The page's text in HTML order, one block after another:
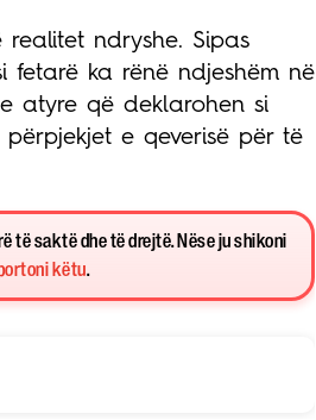
ndryshe. Sipas
fetarë ka rënë ndjeshëm në
atyre që deklarohen si
e qeverisë për të
të saktë dhe të drejtë. Nëse ju shikoni
këtu.